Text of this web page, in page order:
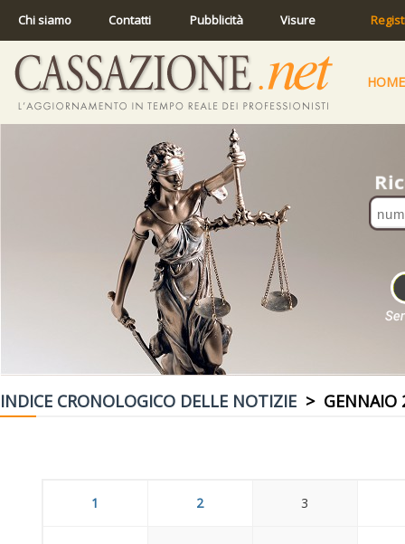
Chi siamo Contatti Pubblicità Visure
HOME
INDICE CRONOLOGICO DELLE NOTIZIE > GENNAIO
1 2 3